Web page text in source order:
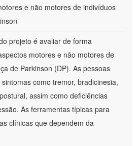
e não motores de indivíduos
projeto é avaliar de forma
motores e não motores de
de Parkinson (DP). As pessoas
como tremor, bradicinesia,
assim como deficiências
As ferramentas típicas para
clínicas que dependem da